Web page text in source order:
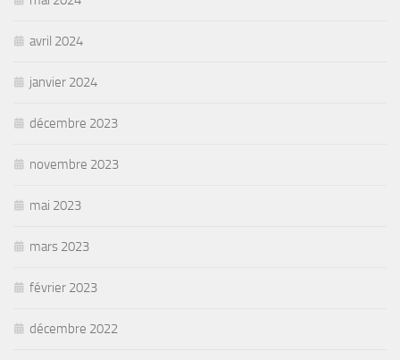
avril 2024
janvier 2024
décembre 2023
novembre 2023
mai 2023
mars 2023
février 2023
décembre 2022